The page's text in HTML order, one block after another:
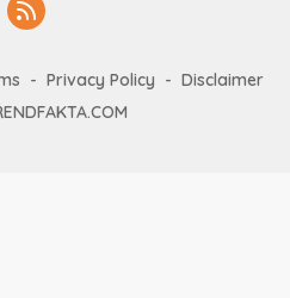
Privacy Policy
Disclaimer